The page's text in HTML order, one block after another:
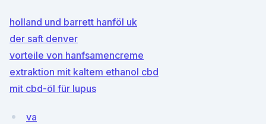
holland und barrett hanföl uk
der saft denver
vorteile von hanfsamencreme
extraktion mit kaltem ethanol cbd
mit cbd-öl für lupus
va